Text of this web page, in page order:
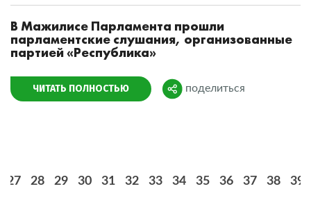
В Мажилисе Парламента прошли
парламентские слушания, организованные
партией «Республика»
ЧИТАТЬ ПОЛНОСТЬЮ Поделиться
поделиться
27 28 29 30 31 32 33 34 35 36 37 38 39